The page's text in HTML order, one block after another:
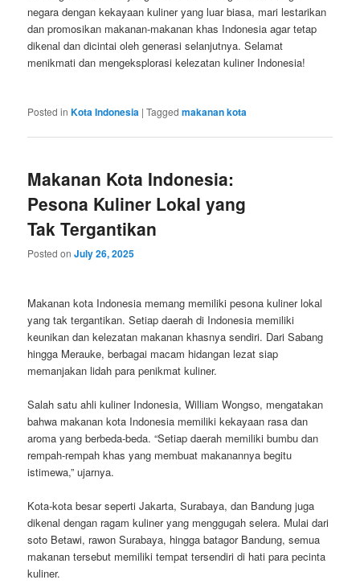
negara dengan kekayaan kuliner yang luar biasa, mari lestarikan
dan promosikan makanan-makanan khas Indonesia agar tetap
dikenal dan dicintai oleh generasi selanjutnya. Selamat
menikmati dan mengeksplorasi kelezatan kuliner Indonesia!
Posted in Kota Indonesia |Tagged makanan kota
Makanan Kota Indonesia:
Pesona Kuliner Lokal yang
Tak Tergantikan
Posted onJuly 26, 2025
Makanan kota Indonesia memang memiliki pesona kuliner lokal
yang tak tergantikan. Setiap daerah di Indonesia memiliki
keunikan dan kelezatan makanan khasnya sendiri. Dari Sabang
hingga Merauke, berbagai macam hidangan lezat siap
memanjakan lidah para penikmat kuliner.
Salah satu ahli kuliner Indonesia, William Wongso, mengatakan
bahwa makanan kota Indonesia memiliki kekayaan rasa dan
aroma yang berbeda-beda. “Setiap daerah memiliki bumbu dan
rempah-rempah khas yang membuat makanannya begitu
istimewa,” ujarnya.
Kota-kota besar seperti Jakarta, Surabaya, dan Bandung juga
dikenal dengan ragam kuliner yang menggugah selera. Mulai dari
soto Betawi, rawon Surabaya, hingga batagor Bandung, semua
makanan tersebut memiliki tempat tersendiri di hati para pecinta
kuliner.